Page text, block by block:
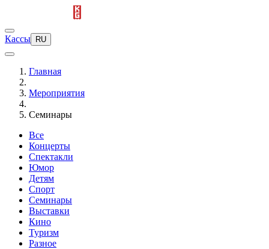
Кассы RU
Главная
Мероприятия
Семинары
Все
Концерты
Спектакли
Юмор
Детям
Спорт
Семинары
Выставки
Кино
Туризм
Разное